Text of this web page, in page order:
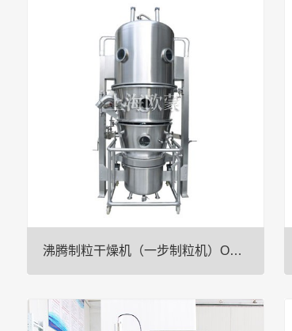
沸腾制粒干燥机（一步制粒机）OMFL系列
工作原理及特点 沸腾制粒干燥机（一步制粒设